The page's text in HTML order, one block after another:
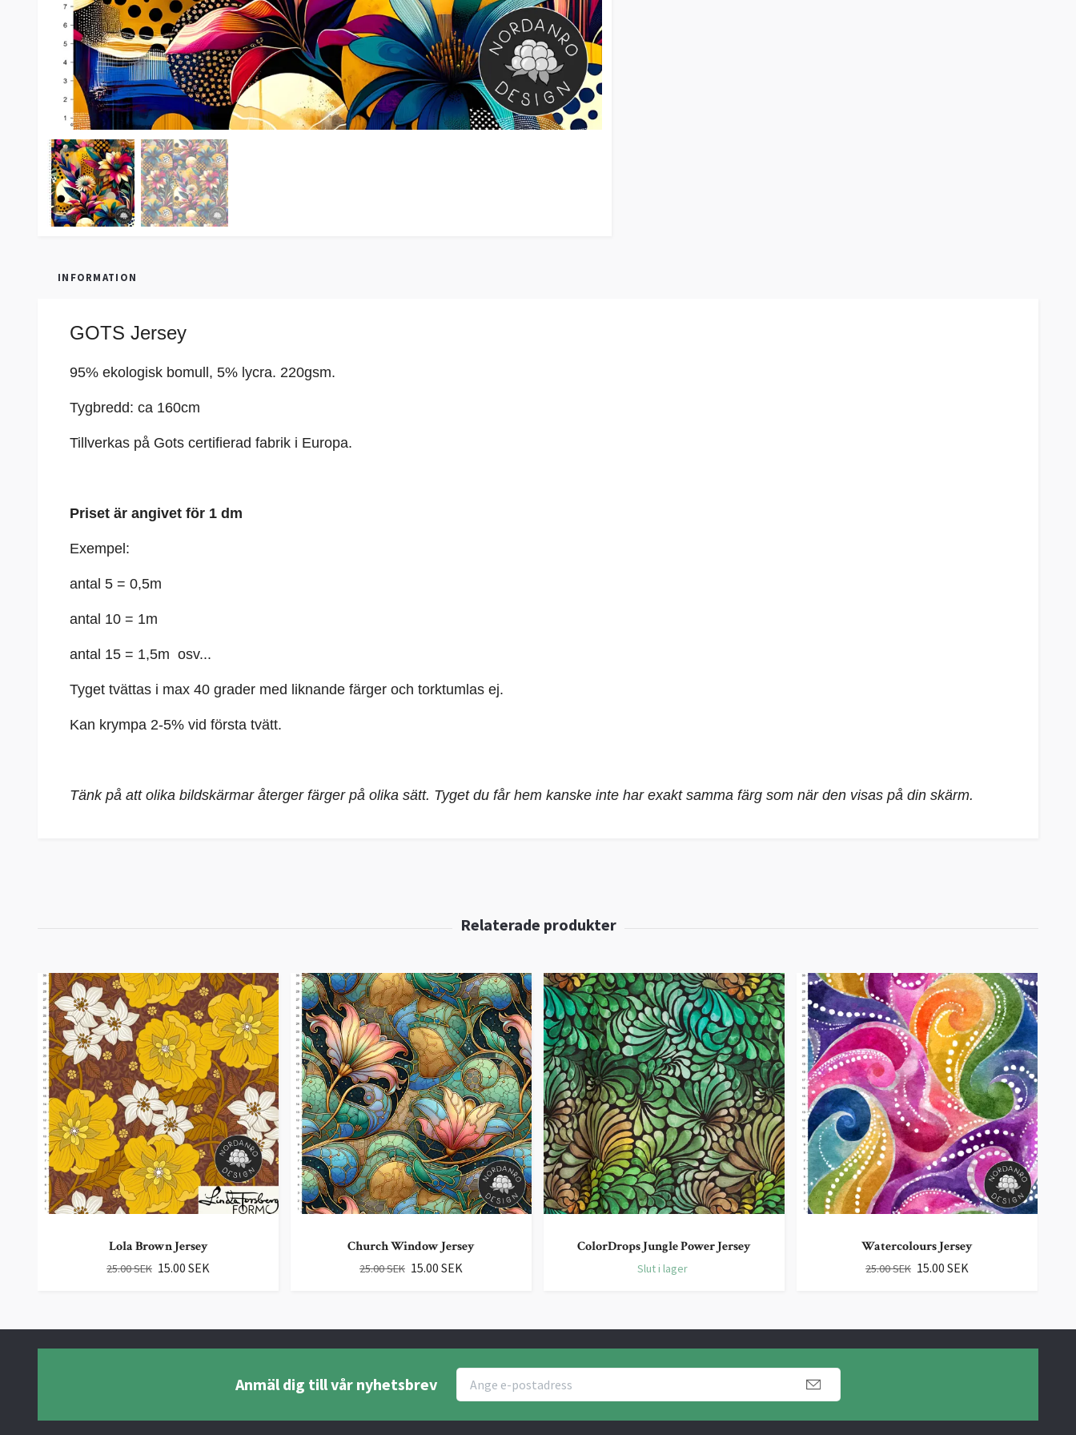
INFORMATION
GOTS Jersey
95% ekologisk bomull, 5% lycra. 220gsm.
Tygbredd: ca 160cm
Tillverkas på Gots certifierad fabrik i Europa.
Priset är angivet för 1 dm
Exempel:
antal 5 = 0,5m
antal 10 = 1m
antal 15 = 1,5m osv...
Tyget tvättas i max 40 grader med liknande färger och torktumlas ej.
Kan krympa 2-5% vid första tvätt.
Tänk på att olika bildskärmar återger färger på olika sätt. Tyget du får hem kanske inte har exakt samma färg som när den visas på din skärm.
Lola Brown Jersey
25.00 SEK 15.00 SEK
Church Window Jersey
25.00 SEK 15.00 SEK
ColorDrops Jungle Power Jersey
Slut i lager
Watercolours Jersey
25.00 SEK 15.00 SEK
Anmäl dig till vår nyhetsbrev